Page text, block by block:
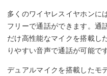
多くのワイヤレスイヤホンに
フリーで通話ができます。通
だけ高性能なマイクを搭載し
りやすい音声で通話が可能です
デュアルマイクを搭載したモ